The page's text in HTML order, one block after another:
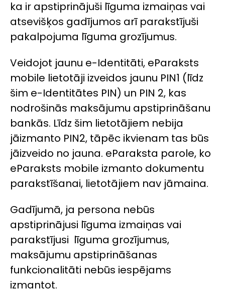
ka ir apstiprinājuši līguma izmaiņas vai
atsevišķos gadījumos arī parakstījuši
pakalpojuma līguma grozījumus.
Veidojot jaunu e-Identitāti, eParaksts
mobile lietotāji izveidos jaunu PIN1 (līdz
šim e-Identitātes PIN) un PIN 2, kas
nodrošinās maksājumu apstiprināšanu
bankās. Līdz šim lietotājiem nebija
jāizmanto PIN2, tāpēc ikvienam tas būs
jāizveido no jauna. eParaksta parole, ko
eParaksts mobile izmanto dokumentu
parakstīšanai, lietotājiem nav jāmaina.
Gadījumā, ja persona nebūs
apstiprinājusi līguma izmaiņas vai
parakstījusi līguma grozījumus,
maksājumu apstiprināšanas
funkcionalitāti nebūs iespējams
izmantot.